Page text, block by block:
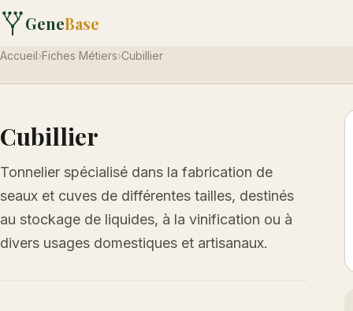
GeneBase
Accueil›Fiches Métiers›Cubillier
Cubillier
Tonnelier spécialisé dans la fabrication de
seaux et cuves de différentes tailles, destinés
au stockage de liquides, à la vinification ou à
divers usages domestiques et artisanaux.